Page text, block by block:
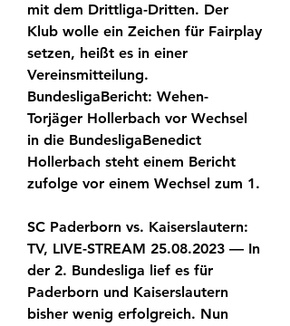
mit dem Drittliga-Dritten. Der
Klub wolle ein Zeichen für Fairplay
setzen, heißt es in einer
Vereinsmitteilung.
BundesligaBericht: Wehen-
Torjäger Hollerbach vor Wechsel
in die BundesligaBenedict
Hollerbach steht einem Bericht
zufolge vor einem Wechsel zum 1.
SC Paderborn vs. Kaiserslautern:
TV, LIVE-STREAM 25.08.2023 — In
der 2. Bundesliga lief es für
Paderborn und Kaiserslautern
bisher wenig erfolgreich. Nun